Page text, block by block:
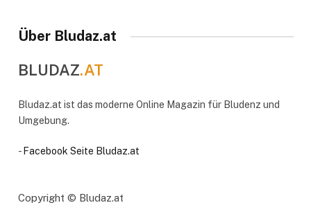
Über Bludaz.at
BLUDAZ.AT
Bludaz.at ist das moderne Online Magazin für Bludenz und
Umgebung.
- Facebook Seite Bludaz.at
Copyright © Bludaz.at